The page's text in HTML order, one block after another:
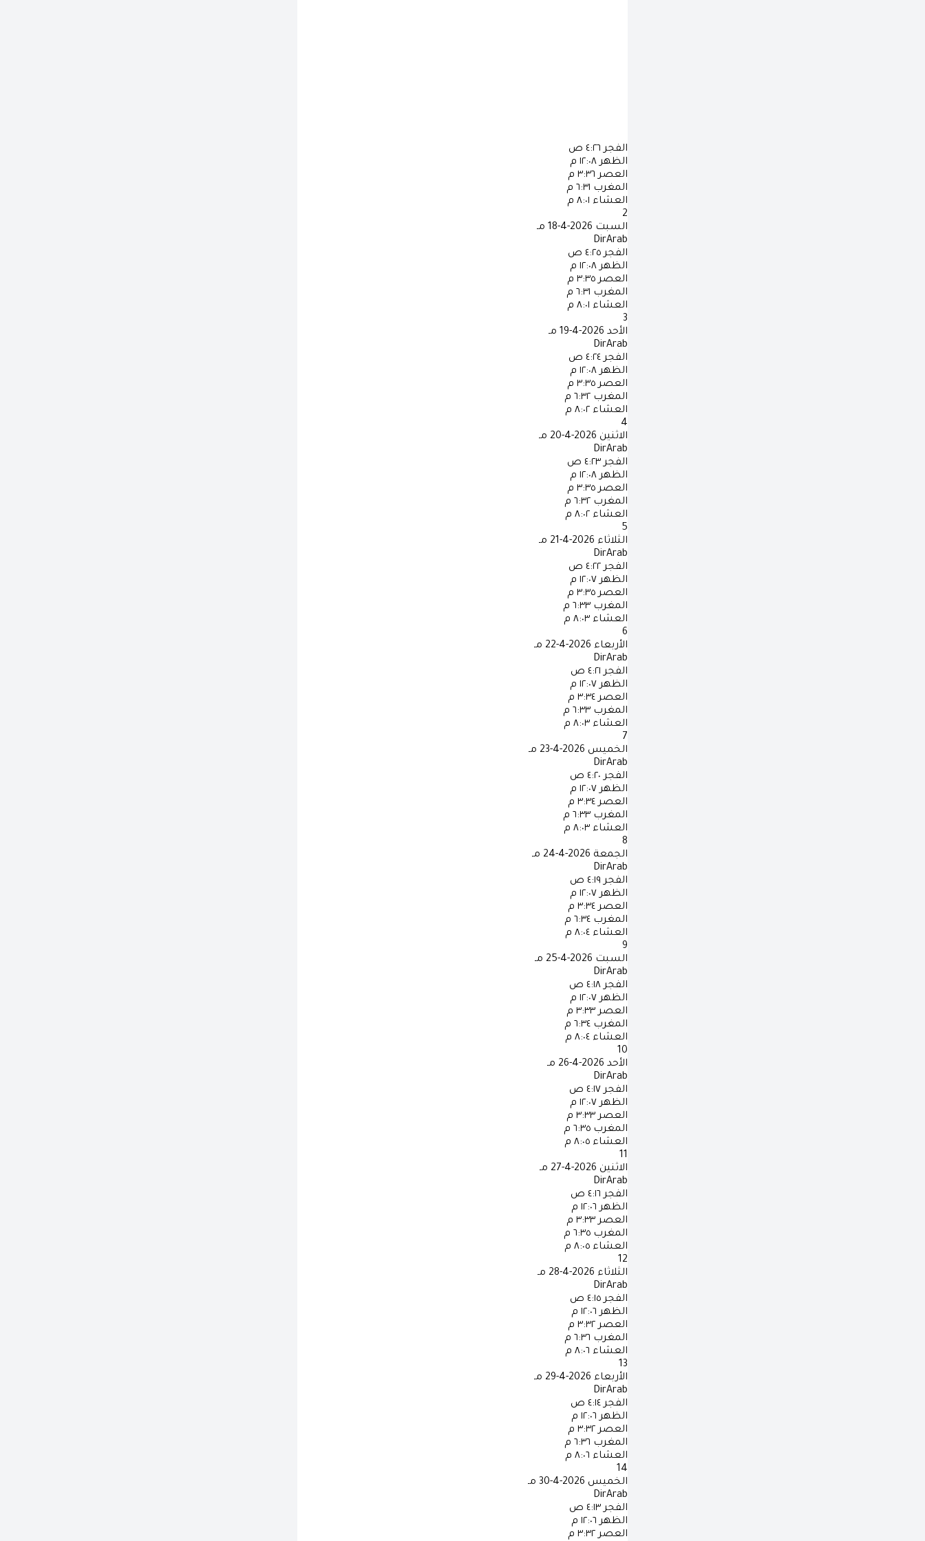
الفجر ٤:٢٦ ص
الظهر ١٢:٠٨ م
العصر ٣:٣٦ م
المغرب ٦:٣١ م
العشاء ٨:٠١ م
2
السبت 2026-4-18 مـ
DirArab
الفجر ٤:٢٥ ص
الظهر ١٢:٠٨ م
العصر ٣:٣٥ م
المغرب ٦:٣١ م
العشاء ٨:٠١ م
3
الأحد 2026-4-19 مـ
DirArab
الفجر ٤:٢٤ ص
الظهر ١٢:٠٨ م
العصر ٣:٣٥ م
المغرب ٦:٣٢ م
العشاء ٨:٠٢ م
4
الاثنين 2026-4-20 مـ
DirArab
الفجر ٤:٢٣ ص
الظهر ١٢:٠٨ م
العصر ٣:٣٥ م
المغرب ٦:٣٢ م
العشاء ٨:٠٢ م
5
الثلاثاء 2026-4-21 مـ
DirArab
الفجر ٤:٢٢ ص
الظهر ١٢:٠٧ م
العصر ٣:٣٥ م
المغرب ٦:٣٣ م
العشاء ٨:٠٣ م
6
الأربعاء 2026-4-22 مـ
DirArab
الفجر ٤:٢١ ص
الظهر ١٢:٠٧ م
العصر ٣:٣٤ م
المغرب ٦:٣٣ م
العشاء ٨:٠٣ م
7
الخميس 2026-4-23 مـ
DirArab
الفجر ٤:٢٠ ص
الظهر ١٢:٠٧ م
العصر ٣:٣٤ م
المغرب ٦:٣٣ م
العشاء ٨:٠٣ م
8
الجمعة 2026-4-24 مـ
DirArab
الفجر ٤:١٩ ص
الظهر ١٢:٠٧ م
العصر ٣:٣٤ م
المغرب ٦:٣٤ م
العشاء ٨:٠٤ م
9
السبت 2026-4-25 مـ
DirArab
الفجر ٤:١٨ ص
الظهر ١٢:٠٧ م
العصر ٣:٣٣ م
المغرب ٦:٣٤ م
العشاء ٨:٠٤ م
10
الأحد 2026-4-26 مـ
DirArab
الفجر ٤:١٧ ص
الظهر ١٢:٠٧ م
العصر ٣:٣٣ م
المغرب ٦:٣٥ م
العشاء ٨:٠٥ م
11
الاثنين 2026-4-27 مـ
DirArab
الفجر ٤:١٦ ص
الظهر ١٢:٠٦ م
العصر ٣:٣٣ م
المغرب ٦:٣٥ م
العشاء ٨:٠٥ م
12
الثلاثاء 2026-4-28 مـ
DirArab
الفجر ٤:١٥ ص
الظهر ١٢:٠٦ م
العصر ٣:٣٢ م
المغرب ٦:٣٦ م
العشاء ٨:٠٦ م
13
الأربعاء 2026-4-29 مـ
DirArab
الفجر ٤:١٤ ص
الظهر ١٢:٠٦ م
العصر ٣:٣٢ م
المغرب ٦:٣٦ م
العشاء ٨:٠٦ م
14
الخميس 2026-4-30 مـ
DirArab
الفجر ٤:١٣ ص
الظهر ١٢:٠٦ م
العصر ٣:٣٢ م